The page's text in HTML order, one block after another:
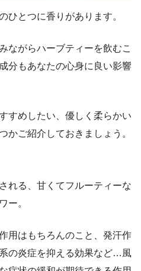
ひとつに香りがあります。
ながらハーブティーを飲むこ
分もあなたの心身に良い影響
すめしたい、優しく柔らかい
かご紹介しておきましょう。
れる、甘くてフルーティーな
ー。
用はもちろんのこと、発汗作
の炎症を抑える効果など…風